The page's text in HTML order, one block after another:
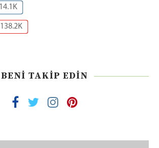
14.1K
138.2K
BENI TAKIP EDIN